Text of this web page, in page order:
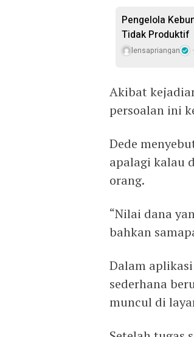
Pengelola
Tidak Produktif ‎
lensapriangan
Akibat
persoalan ini
Dede
apalagi kalau
orang.
“Nilai dana
bahkan
Dalam
sederhana
muncul di